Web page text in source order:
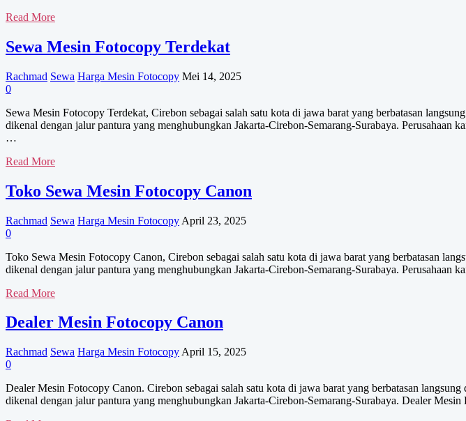
Rental
Fotocopy
Terdekat
Read More
Sewa Mesin Fotocopy Terdekat
Rachmad Sewa Harga Mesin Fotocopy Mei 14, 2025
0
Sewa Mesin Fotocopy Terdekat, Cirebon sebagai salah satu kota di jawa barat yang berbatasan
dikenal dengan jalur pantura yang menghubungkan Jakarta-Cirebon-Semarang-Surabaya.
…
Sewa
Fotocopy
Terdekat
Read More
Toko Sewa Mesin Fotocopy Canon
Rachmad Sewa Harga Mesin Fotocopy April 23, 2025
0
Toko Sewa Mesin Fotocopy Canon, Cirebon sebagai salah satu kota di jawa barat yang berbatasan
dikenal dengan jalur pantura yang menghubungkan Jakarta-Cirebon-Semarang-Surabaya.
Toko
Mesin
Fotocopy
Read More
Dealer Mesin Fotocopy Canon
Rachmad Sewa Harga Mesin Fotocopy April 15, 2025
0
Dealer Mesin Fotocopy Canon. Cirebon sebagai salah satu kota di jawa barat yang berbatasan
dikenal dengan jalur pantura yang menghubungkan Jakarta-Cirebon-Semarang-Surabaya. Dealer